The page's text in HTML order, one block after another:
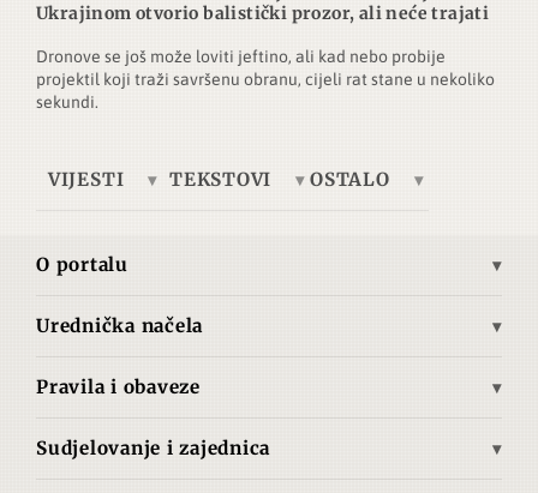
Ukrajinom otvorio balistički prozor, ali neće trajati
Dronove se još može loviti jeftino, ali kad nebo probije
projektil koji traži savršenu obranu, cijeli rat stane u nekoliko
sekundi.
VIJESTI
Azija
Bliski istok
Sjeverna Amerika
Srednja Amerika
TEKSTOVI
Povijest
Znanost
Film
OSTALO
O portalu
Povijest Advance.hr
Urednička načela
Izjava o medijskom sadržaju
Pravila i obaveze
Politika ispravaka
Sudjelovanje i zajednica